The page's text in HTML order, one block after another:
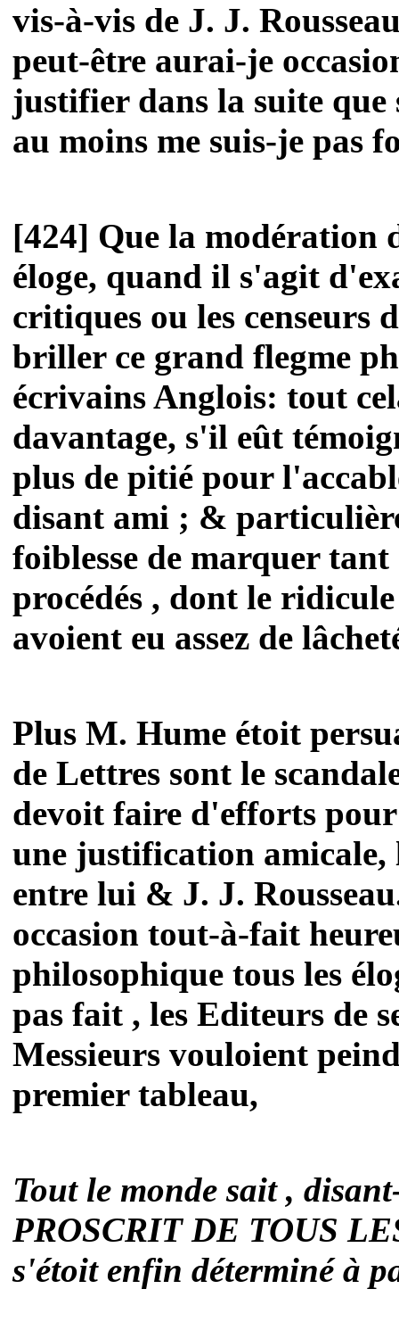
vis-à-vis de J. J.
peut-être aurai-je
justifier dans la suite
au moins me suis-je pas
[424] Que la modération
éloge, quand il s'agit
critiques ou les censeurs
briller ce grand flegme
écrivains Anglois: tout
davantage, s'il eût
plus de pitié pour
disant ami ; &
foiblesse de marquer
procédés , dont le
avoient eu assez de
Plus M. Hume étoit
de Lettres sont le
devoit faire d'efforts
une justification
entre lui & J. J.
occasion tout-à-fait
philosophique tous les
pas fait , les Editeurs de
Messieurs vouloient
premier tableau,
Tout le monde sait ,
PROSCRIT DE TOUS
s'étoit enfin déterminé à